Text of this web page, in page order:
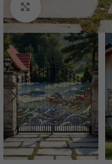
Нажмите,